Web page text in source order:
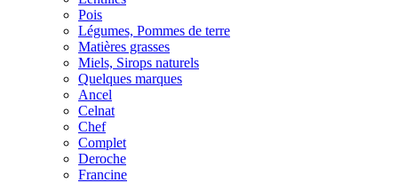
Pois
Légumes, Pommes de terre
Matières grasses
Miels, Sirops naturels
Quelques marques
Ancel
Celnat
Chef
Complet
Deroche
Francine